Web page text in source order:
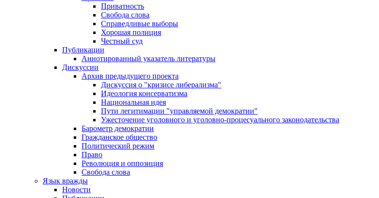
Приватность
Свобода слова
Справедливые выборы
Хорошая полиция
Честный суд
Публикации
Аннотированный указатель литературы
Дискуссии
Архив предыдущего проекта
Дискуссия о "кризисе либерализма"
Идеология консерватизма
Национальная идея
Пути легитимации "управляемой демократии"
Ужесточение уголовного и уголовно-процесуального законодательства
Барометр демократии
Гражданское общество
Политический режим
Право
Революция и оппозиция
Свобода слова
Язык вражды
Новости